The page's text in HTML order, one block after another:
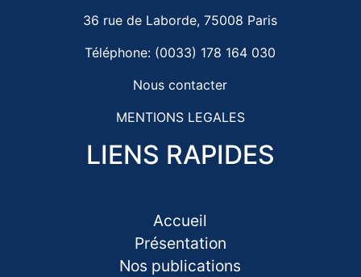
36 rue de Laborde, 75008 Paris
Téléphone: (0033) 178 164 030
Nous contacter
MENTIONS LEGALES
LIENS RAPIDES
Accueil
Présentation
Nos publications